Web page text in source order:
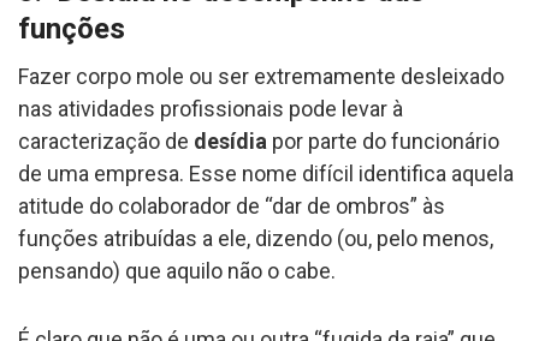
funções
Fazer corpo mole ou ser extremamente desleixado
nas atividades profissionais pode levar à
caracterização de desídia por parte do funcionário
de uma empresa. Esse nome difícil identifica aquela
atitude do colaborador de “dar de ombros” às
funções atribuídas a ele, dizendo (ou, pelo menos,
pensando) que aquilo não o cabe.